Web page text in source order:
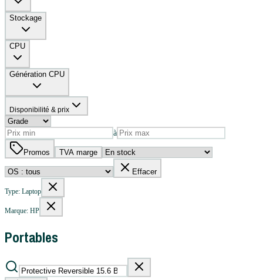
Stockage
CPU
Génération CPU
Disponibilité & prix
à
Promos TVA marge
Effacer
Type: Laptop
Marque: HP
Portables